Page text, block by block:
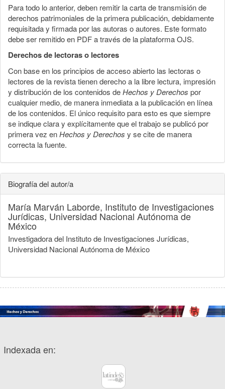
Para todo lo anterior, deben remitir la carta de transmisión de
derechos patrimoniales de la primera publicación, debidamente
requisitada y firmada por las autoras o autores. Este formato
debe ser remitido en PDF a través de la plataforma OJS.
Derechos de lectoras o lectores
Con base en los principios de acceso abierto las lectoras o
lectores de la revista tienen derecho a la libre lectura, impresión
y distribución de los contenidos deHechos y Derechos por
cualquier medio, de manera inmediata a la publicación en línea
de los contenidos. El único requisito para esto es que siempre
se indique clara y explícitamente que el trabajo se publicó por
primera vez enHechos y Derechos y se cite de manera
correcta la fuente.
Biografía del autor/a
María Marván Laborde, Instituto de Investigaciones
Jurídicas, Universidad Nacional Autónoma de
México
Investigadora del Instituto de Investigaciones Jurídicas,
Universidad Nacional Autónoma de México
Indexada en: